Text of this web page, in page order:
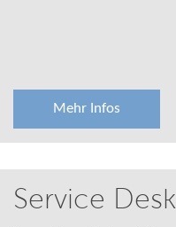
Mehr Infos
Service Desk